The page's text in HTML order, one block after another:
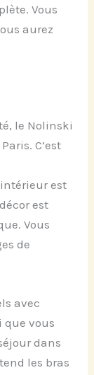
Vous
aurez
le Nolinski
C’est
est
est
Vous
de
avec
que vous
dans
les bras